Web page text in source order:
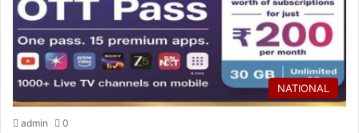
NATIONAL
admin 0